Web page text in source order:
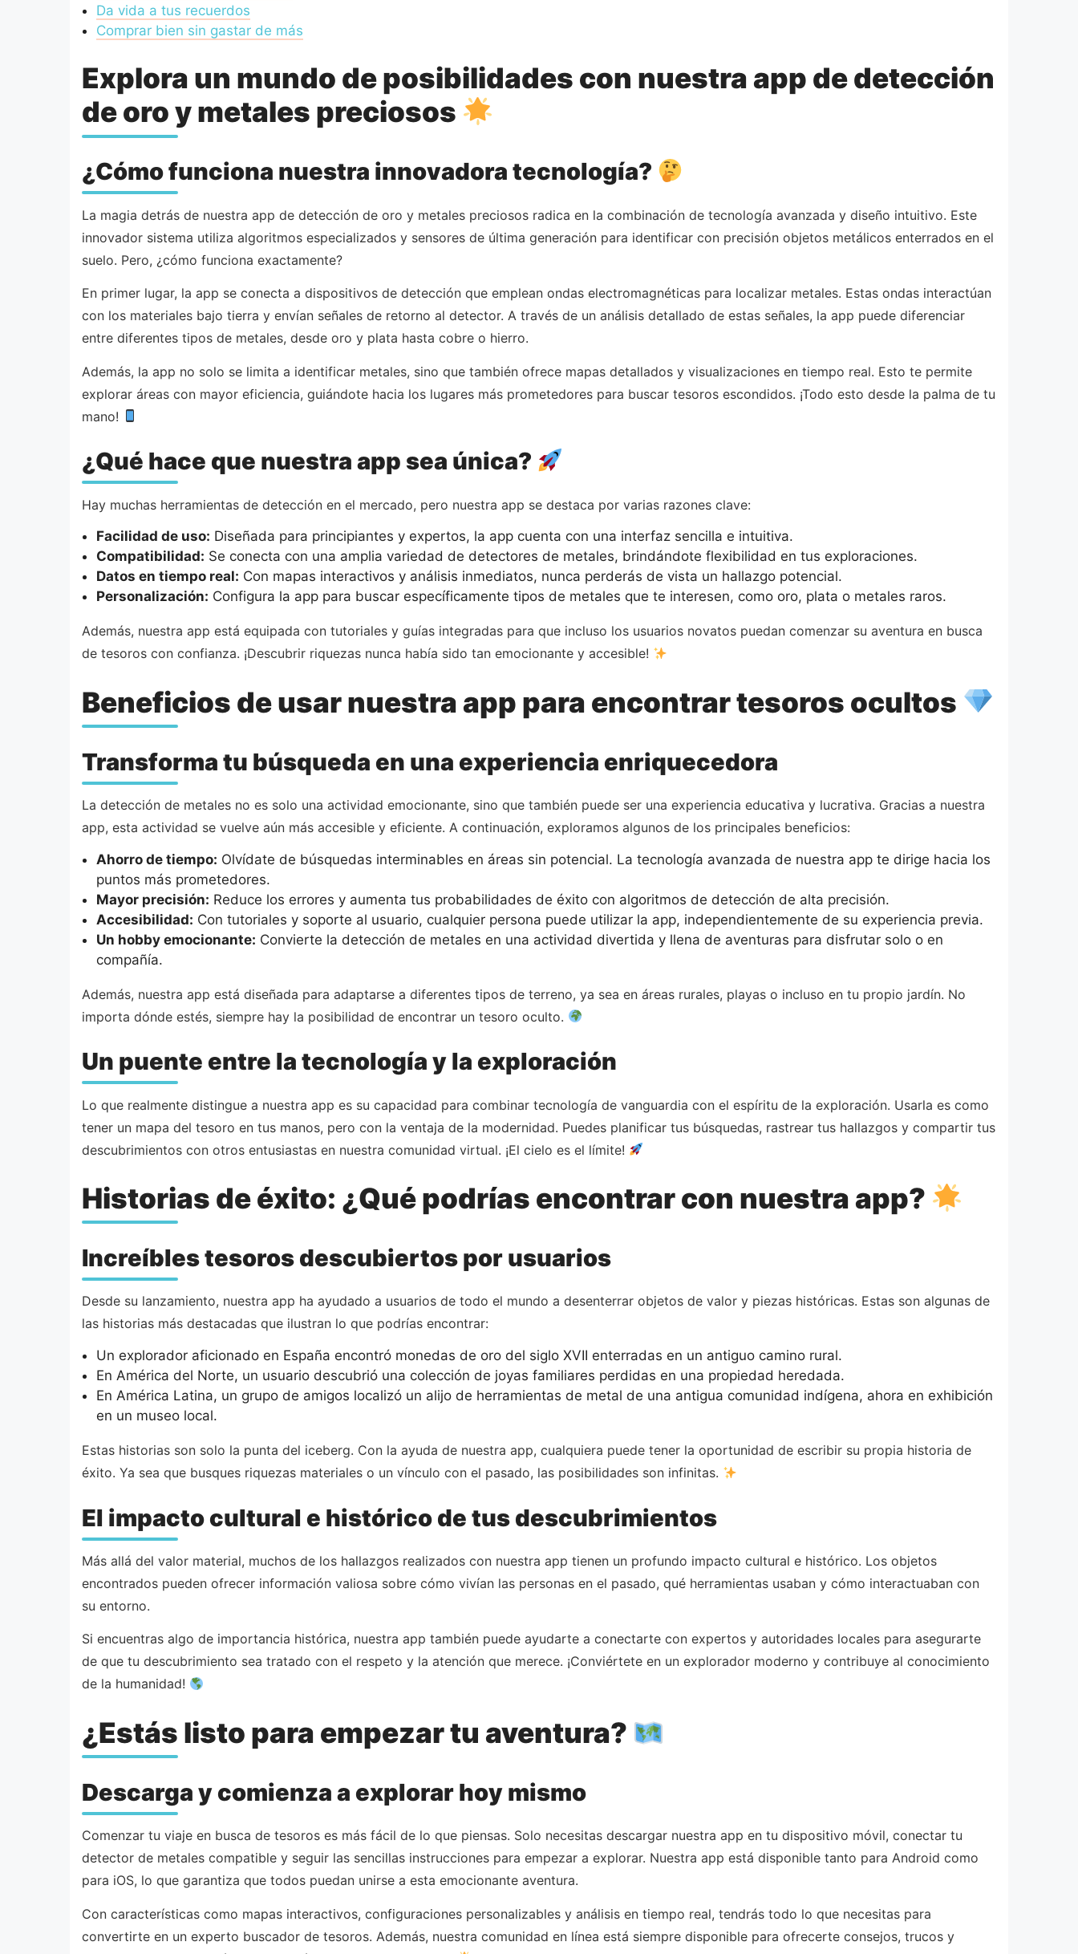
Da vida a tus recuerdos
Comprar bien sin gastar de más
Explora un mundo de posibilidades con nuestra app de detección
de oro y metales preciosos
¿Cómo funciona nuestra innovadora tecnología?
La magia detrás de nuestra app de detección de oro y metales preciosos radica en la combinación de tecnología avanzada y diseño intuitivo. Este
innovador sistema utiliza algoritmos especializados y sensores de última generación para identificar con precisión objetos metálicos enterrados en el
suelo. Pero, ¿cómo funciona exactamente?
En primer lugar, la app se conecta a dispositivos de detección que emplean ondas electromagnéticas para localizar metales. Estas ondas interactúan
con los materiales bajo tierra y envían señales de retorno al detector. A través de un análisis detallado de estas señales, la app puede diferenciar
entre diferentes tipos de metales, desde oro y plata hasta cobre o hierro.
Además, la app no solo se limita a identificar metales, sino que también ofrece mapas detallados y visualizaciones en tiempo real. Esto te permite
explorar áreas con mayor eficiencia, guiándote hacia los lugares más prometedores para buscar tesoros escondidos. ¡Todo esto desde la palma de tu
mano!
¿Qué hace que nuestra app sea única?
Hay muchas herramientas de detección en el mercado, pero nuestra app se destaca por varias razones clave:
Facilidad de uso: Diseñada para principiantes y expertos, la app cuenta con una interfaz sencilla e intuitiva.
Compatibilidad: Se conecta con una amplia variedad de detectores de metales, brindándote flexibilidad en tus exploraciones.
Datos en tiempo real: Con mapas interactivos y análisis inmediatos, nunca perderás de vista un hallazgo potencial.
Personalización: Configura la app para buscar específicamente tipos de metales que te interesen, como oro, plata o metales raros.
Además, nuestra app está equipada con tutoriales y guías integradas para que incluso los usuarios novatos puedan comenzar su aventura en busca
de tesoros con confianza. ¡Descubrir riquezas nunca había sido tan emocionante y accesible!
Beneficios de usar nuestra app para encontrar tesoros ocultos
Transforma tu búsqueda en una experiencia enriquecedora
La detección de metales no es solo una actividad emocionante, sino que también puede ser una experiencia educativa y lucrativa. Gracias a nuestra
app, esta actividad se vuelve aún más accesible y eficiente. A continuación, exploramos algunos de los principales beneficios:
Ahorro de tiempo: Olvídate de búsquedas interminables en áreas sin potencial. La tecnología avanzada de nuestra app te dirige hacia los
puntos más prometedores.
Mayor precisión: Reduce los errores y aumenta tus probabilidades de éxito con algoritmos de detección de alta precisión.
Accesibilidad: Con tutoriales y soporte al usuario, cualquier persona puede utilizar la app, independientemente de su experiencia previa.
Un hobby emocionante: Convierte la detección de metales en una actividad divertida y llena de aventuras para disfrutar solo o en
compañía.
Además, nuestra app está diseñada para adaptarse a diferentes tipos de terreno, ya sea en áreas rurales, playas o incluso en tu propio jardín. No
importa dónde estés, siempre hay la posibilidad de encontrar un tesoro oculto.
Un puente entre la tecnología y la exploración
Lo que realmente distingue a nuestra app es su capacidad para combinar tecnología de vanguardia con el espíritu de la exploración. Usarla es como
tener un mapa del tesoro en tus manos, pero con la ventaja de la modernidad. Puedes planificar tus búsquedas, rastrear tus hallazgos y compartir tus
descubrimientos con otros entusiastas en nuestra comunidad virtual. ¡El cielo es el límite!
Historias de éxito: ¿Qué podrías encontrar con nuestra app?
Increíbles tesoros descubiertos por usuarios
Desde su lanzamiento, nuestra app ha ayudado a usuarios de todo el mundo a desenterrar objetos de valor y piezas históricas. Estas son algunas de
las historias más destacadas que ilustran lo que podrías encontrar:
Un explorador aficionado en España encontró monedas de oro del siglo XVII enterradas en un antiguo camino rural.
En América del Norte, un usuario descubrió una colección de joyas familiares perdidas en una propiedad heredada.
En América Latina, un grupo de amigos localizó un alijo de herramientas de metal de una antigua comunidad indígena, ahora en exhibición
en un museo local.
Estas historias son solo la punta del iceberg. Con la ayuda de nuestra app, cualquiera puede tener la oportunidad de escribir su propia historia de
éxito. Ya sea que busques riquezas materiales o un vínculo con el pasado, las posibilidades son infinitas.
El impacto cultural e histórico de tus descubrimientos
Más allá del valor material, muchos de los hallazgos realizados con nuestra app tienen un profundo impacto cultural e histórico. Los objetos
encontrados pueden ofrecer información valiosa sobre cómo vivían las personas en el pasado, qué herramientas usaban y cómo interactuaban con
su entorno.
Si encuentras algo de importancia histórica, nuestra app también puede ayudarte a conectarte con expertos y autoridades locales para asegurarte
de que tu descubrimiento sea tratado con el respeto y la atención que merece. ¡Conviértete en un explorador moderno y contribuye al conocimiento
de la humanidad!
¿Estás listo para empezar tu aventura?
Descarga y comienza a explorar hoy mismo
Comenzar tu viaje en busca de tesoros es más fácil de lo que piensas. Solo necesitas descargar nuestra app en tu dispositivo móvil, conectar tu
detector de metales compatible y seguir las sencillas instrucciones para empezar a explorar. Nuestra app está disponible tanto para Android como
para iOS, lo que garantiza que todos puedan unirse a esta emocionante aventura.
Con características como mapas interactivos, configuraciones personalizables y análisis en tiempo real, tendrás todo lo que necesitas para
convertirte en un experto buscador de tesoros. Además, nuestra comunidad en línea está siempre disponible para ofrecerte consejos, trucos y